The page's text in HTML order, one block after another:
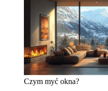
Czym myć okna?